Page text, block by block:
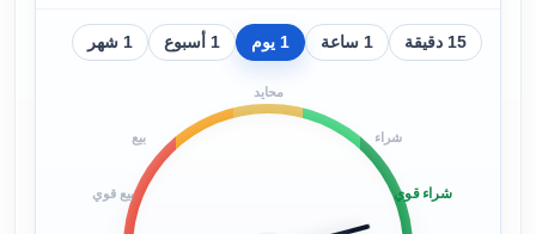
15 دقيقة 1 ساعة 1 يوم 1 أسبوع 1 شهر
بيع قوي
بيع
محايد
شراء
شراء قوي